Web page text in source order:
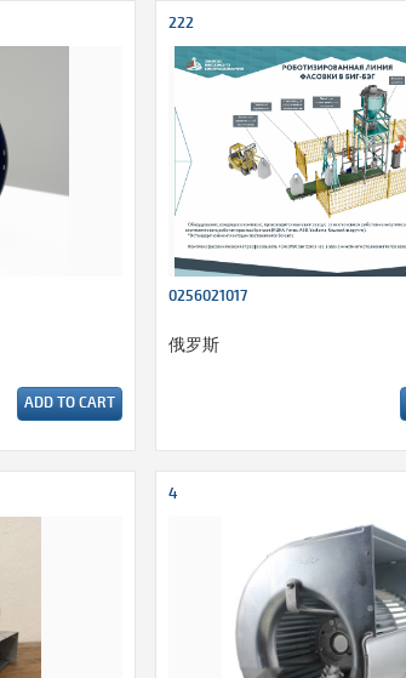
ADD TO CART
222
0256021017
俄罗斯
4